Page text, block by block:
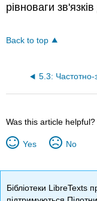
рівноваги
Back to top
Was this article helpful?
Yes No
Бібліотеки LibreTexts